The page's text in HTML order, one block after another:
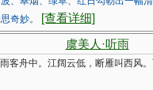
奇妙。 [查看详细]
虞美人·听雨
客舟中。江阔云低，断雁叫西风